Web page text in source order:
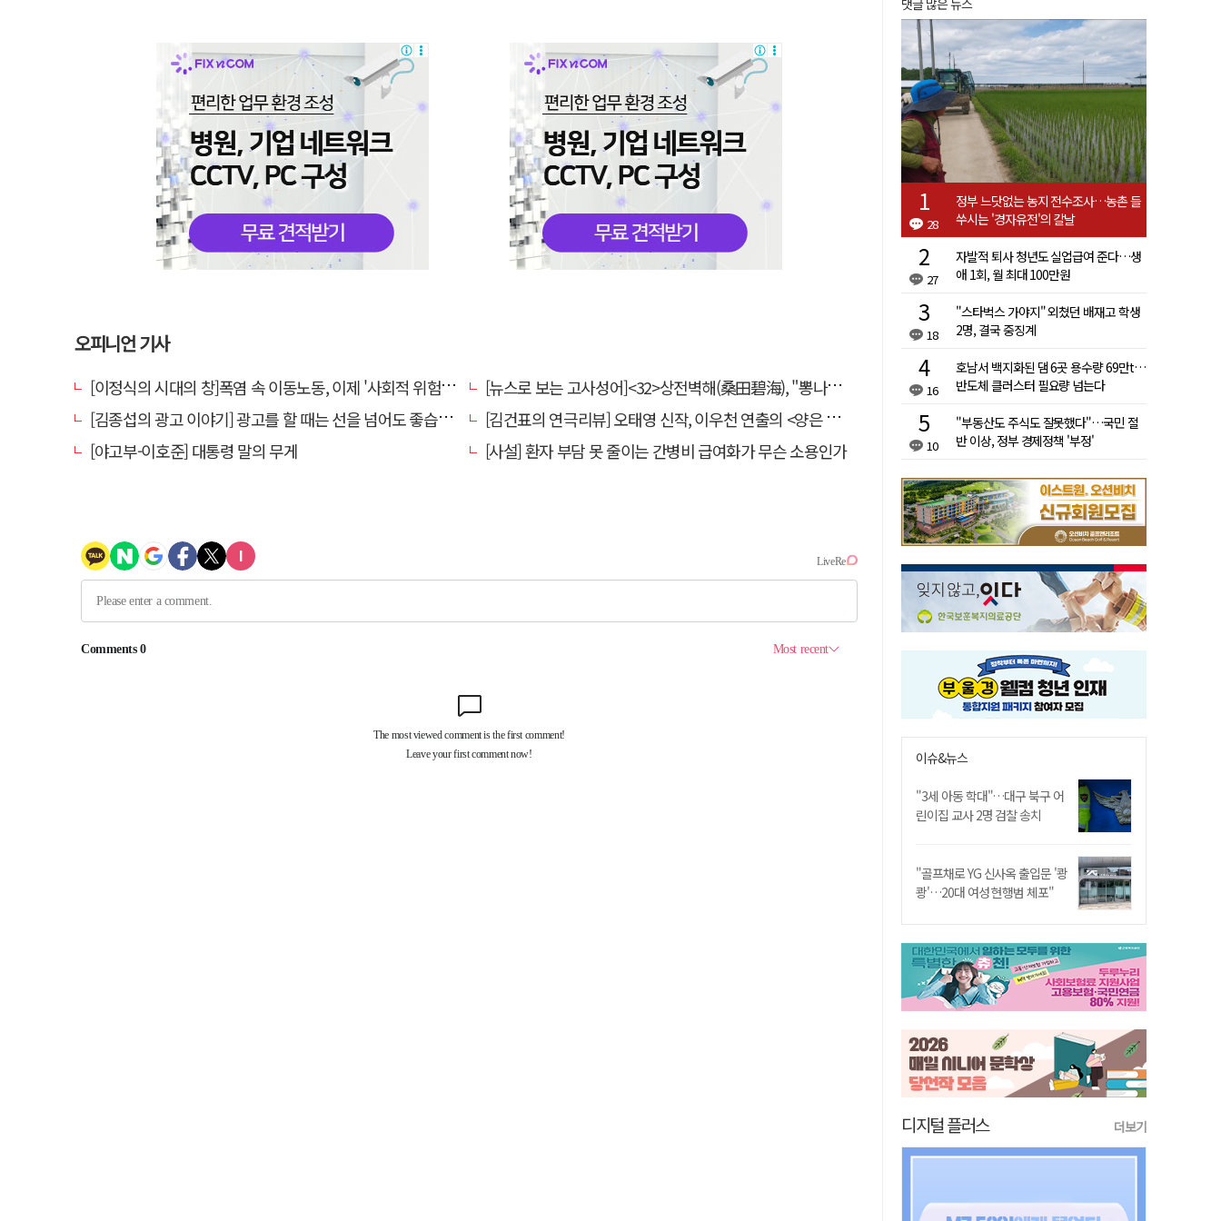
오피니언 기사
[이정식의 시대의 창]폭염 속 이동노동, 이제 '사회적 위험 관리'로 전환할 때
[뉴스로 보는 고사성어]<32>상전벽해(桑田碧海), "뽕나무밭이 푸른 바다가 되었다."
[김종섭의 광고 이야기] 광고를 할 때는 선을 넘어도 좋습니다.
[김건표의 연극리뷰] 오태영 신작, 이우천 연출의 <양은 양순하다>"국민을 온순한 양으로 길들이는 전체주의적 정치의 알레고리"
[야고부-이호준] 대통령 말의 무게
[사설] 환자 부담 못 줄이는 간병비 급여화가 무슨 소용인가
댓글 많은 뉴스
28
정부 느닷없는 농지 전수조사…농촌 들
쑤시는 '경자유전'의 칼날
27
자발적 퇴사 청년도 실업급여 준다…생
애 1회, 월 최대 100만원
18
"스타벅스 가야지" 외쳤던 배재고 학생
2명, 결국 중징계
16
호남서 백지화된 댐 6곳 용수량 69만t…
반도체 클러스터 필요량 넘는다
10
"부동산도 주식도 잘못했다"…국민 절
반 이상, 정부 경제정책 '부정'
이슈&뉴스
"3세 아동 학대"…대구 북구 어
린이집 교사 2명 검찰 송치
"골프채로 YG 신사옥 출입문 '쾅
쾅'…20대 여성 현행범 체포"
디지털 플러스 더보기